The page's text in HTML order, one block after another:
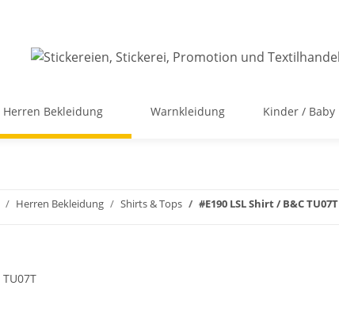
Herren Bekleidung Warnkleidung Kinder / Baby
Herren Bekleidung Shirts & Tops #E190 LSL Shirt / B&C TU07T